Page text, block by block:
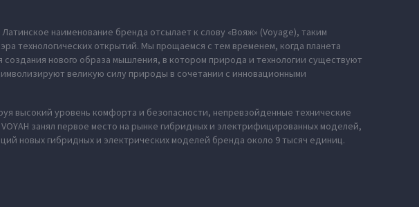
наименование бренда отсылает к слову «Вояж» (Voyage), таким
технологических открытий. Мы прощаемся с тем временем, когда планета
нового образа мышления, в котором природа и технологии существуют
великую силу природы в сочетании с инновационными
высокий уровень комфорта и безопасности, непревзойденные технические
занял первое место на рынке гибридных и электрифицированных моделей,
новых гибридных и электрических моделей бренда около 9 тысяч единиц.